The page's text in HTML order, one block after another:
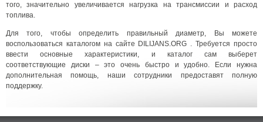
того, значительно увеличивается нагрузка на трансмиссии и расход
топлива.
Для того, чтобы определить правильный диаметр, Вы можете
воспользоваться каталогом на сайте DILIJANS.ORG . Требуется просто
ввести основные характеристики, и каталог сам выберет
соответствующие диски – это очень быстро и удобно. Если нужна
дополнительная помощь, наши сотрудники предоставят полную
поддержку.